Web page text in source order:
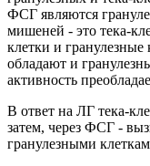
ФСГ являются
мишеней - это тека-
клетки и гранулезные
обладают и
активность
В ответ на ЛГ тека-
затем, через ФСГ -
гранулезными